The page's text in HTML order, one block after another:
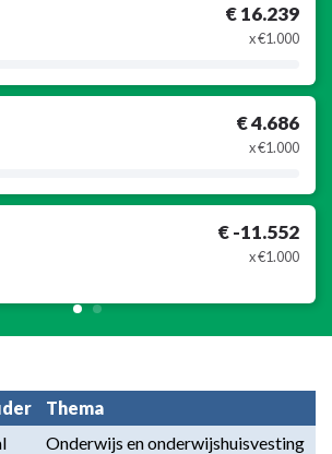
€ 16.239
x €1.000
€ 4.686
x €1.000
€ -11.552
x €1.000
Thema
Onderwijs en onderwijshuisvesting